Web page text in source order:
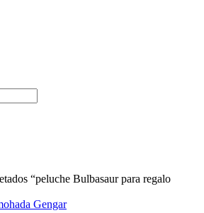
“peluche Bulbasaur para regalo